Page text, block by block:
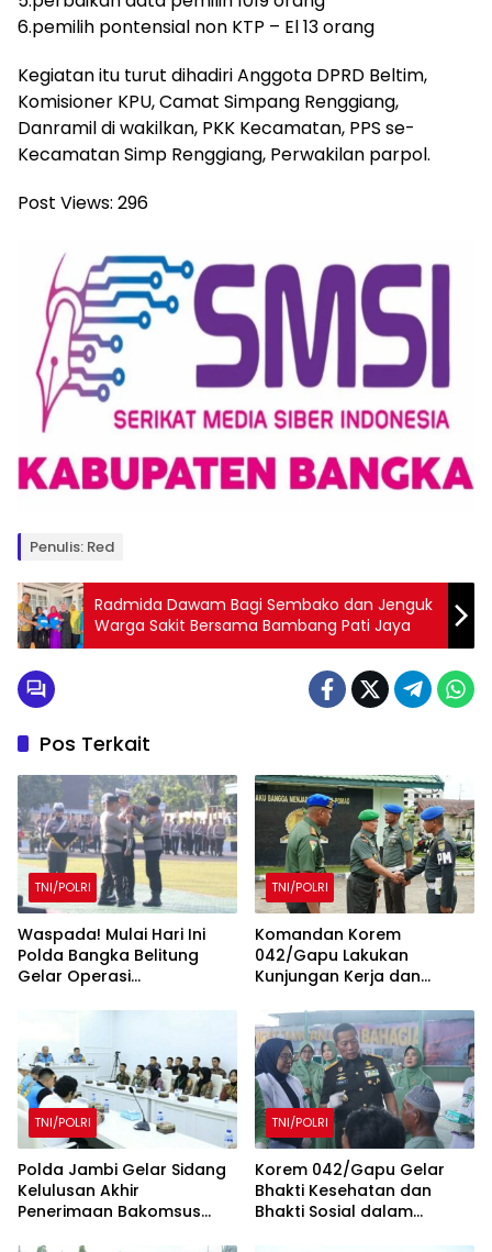
6.pemilih pontensial non KTP – El 13 orang
Kegiatan itu turut dihadiri Anggota DPRD Beltim,
Komisioner KPU, Camat Simpang Renggiang,
Danramil di wakilkan, PKK Kecamatan, PPS se-
Kecamatan Simp Renggiang, Perwakilan parpol.
Post Views: 296
Penulis: Red
Radmida Dawam Bagi Sembako dan Jenguk
Warga Sakit Bersama Bambang Pati Jaya
Pos Terkait
TNI/POLRI
Waspada! Mulai Hari Ini
Polda Bangka Belitung
Gelar Operasi
TNI/POLRI
Komandan Korem
042/Gapu Lakukan
Kunjungan Kerja dan
Jambi
TNI/POLRI
Polda Jambi Gelar Sidang
Kelulusan Akhir
Penerimaan Bakomsus
TNI/POLRI
Korem 042/Gapu Gelar
Bhakti Kesehatan dan
Bhakti Sosial dalam